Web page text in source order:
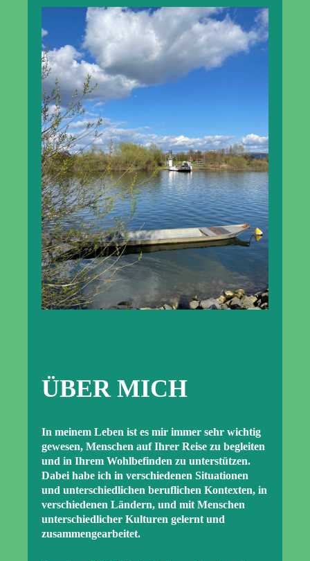
ÜBER MICH
In meinem Leben ist es mir immer sehr wichtig
gewesen, Menschen auf Ihrer Reise zu begleiten
und in Ihrem Wohlbefinden zu unterstützen.
Dabei habe ich in verschiedenen Situationen
und unterschiedlichen beruflichen Kontexten, in
verschiedenen Ländern, und mit Menschen
unterschiedlicher Kulturen gelernt und
zusammengearbeitet.